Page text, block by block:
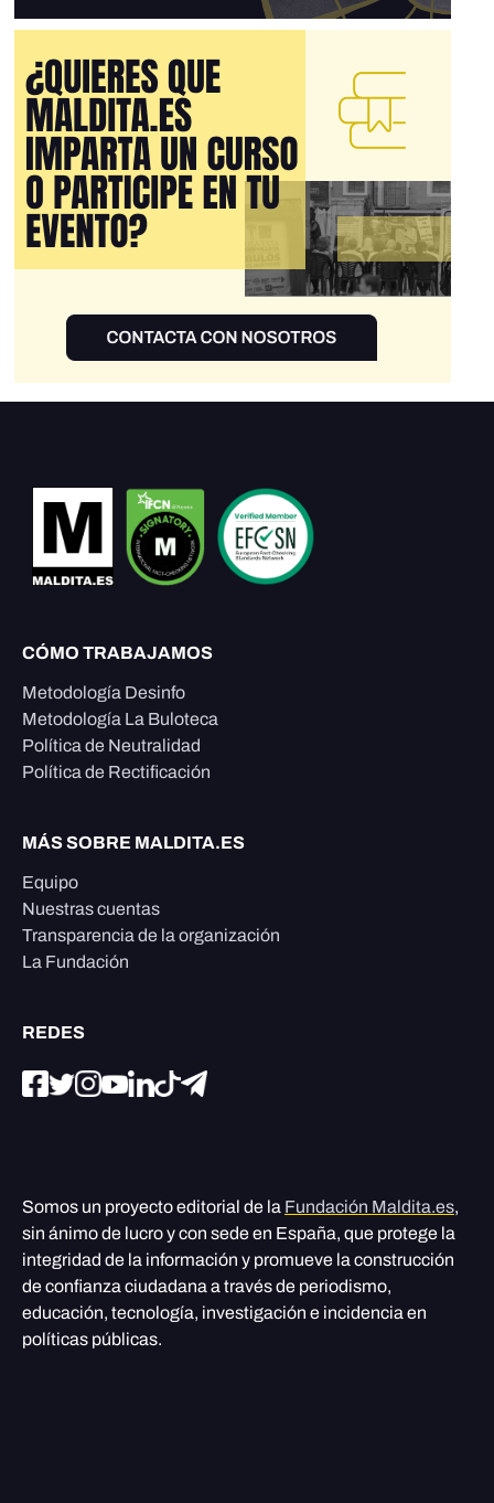
CÓMO TRABAJAMOS
Metodología Desinfo
Metodología La Buloteca
Política de Neutralidad
Política de Rectificación
MÁS SOBRE MALDITA.ES
Equipo
Nuestras cuentas
Transparencia de la organización
La Fundación
REDES
Somos un proyecto editorial de la Fundación Maldita.es,
sin ánimo de lucro y con sede en España, que protege la
integridad de la información y promueve la construcción
de confianza ciudadana a través de periodismo,
educación, tecnología, investigación e incidencia en
políticas públicas.